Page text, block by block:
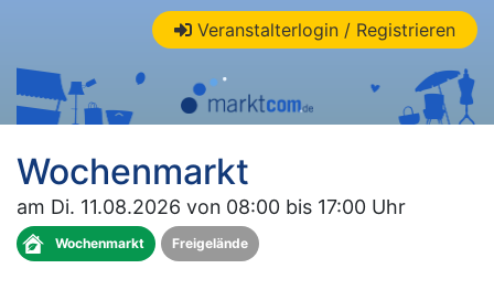
Veranstalterlogin / Registrieren
Wochenmarkt
am Di. 11.08.2026 von 08:00 bis 17:00 Uhr
Wochenmarkt Freigelände